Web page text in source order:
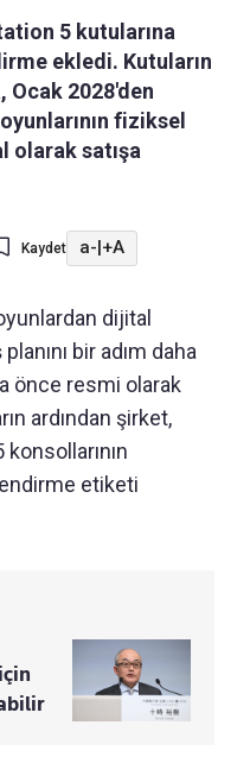
5 kutularına
ekledi. Kutuların
Ocak 2028'den
fiziksel
olarak satışa
Kaydet a-|+A
dijital
bir adım daha
önce resmi olarak
ardından şirket,
etiketi